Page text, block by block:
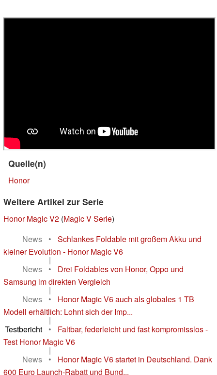
Quelle(n)
Honor
Weitere Artikel zur Serie
Honor Magic V2 (Magic V Serie)
News
•
Schlankes Foldable mit großem Akku und
kleiner Evolution - Honor Magic V6
|
News
•
Drei Foldables von Honor, Oppo und
Samsung im direkten Vergleich
|
News
•
Honor Magic V6 auch als globales 1 TB
Modell erhältlich: Lohnt sich der Imp...
|
Testbericht
•
Faltbar, federleicht und fast kompromisslos -
Test Honor Magic V6
|
News
•
Honor Magic V6 startet in Deutschland. Dank
600 Euro Launch-Rabatt und Bund...